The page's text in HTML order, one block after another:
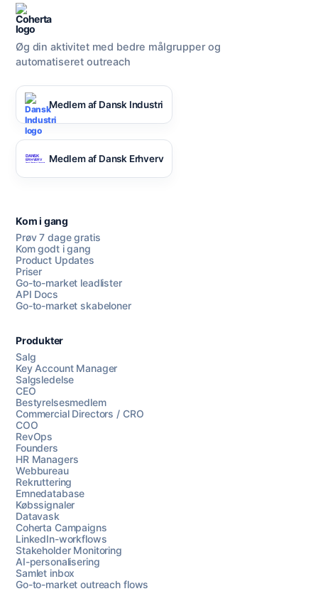
Øg din aktivitet med bedre målgrupper og
automatiseret outreach
Medlem af Dansk Industri
Medlem af Dansk Erhverv
Kom i gang
Prøv 7 dage gratis
Kom godt i gang
Product Updates
Priser
Go-to-market leadlister
API Docs
Go-to-market skabeloner
Produkter
Salg
Key Account Manager
Salgsledelse
CEO
Bestyrelsesmedlem
Commercial Directors / CRO
COO
RevOps
Founders
HR Managers
Webbureau
Rekruttering
Emnedatabase
Købssignaler
Datavask
Coherta Campaigns
LinkedIn-workflows
Stakeholder Monitoring
AI-personalisering
Samlet inbox
Go-to-market outreach flows